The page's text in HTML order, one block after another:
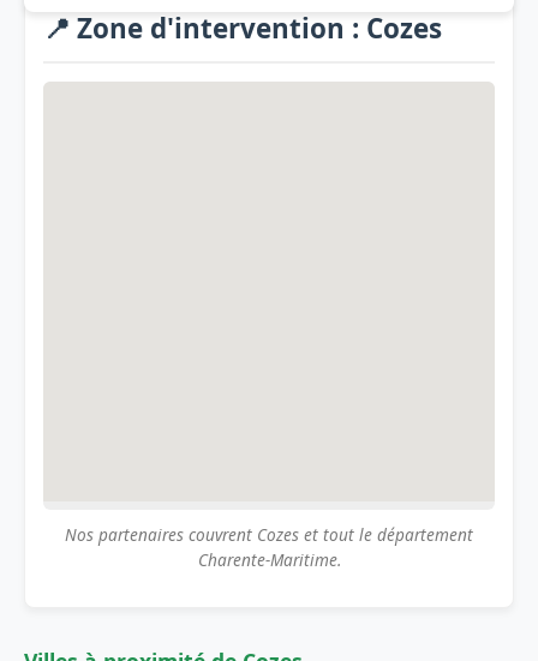
📍 Zone d'intervention : Cozes
Nos partenaires couvrent Cozes et tout le département
Charente-Maritime.